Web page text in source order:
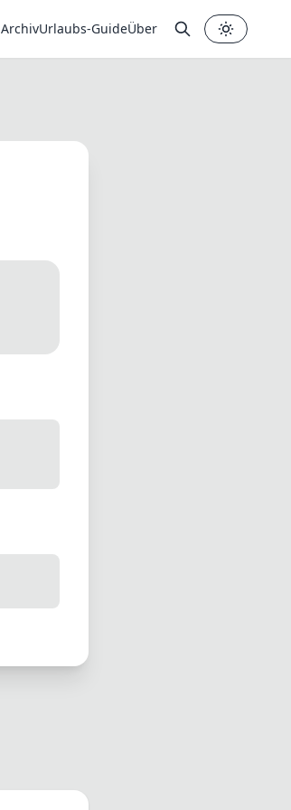
ArchivUrlaubs-GuideÜber